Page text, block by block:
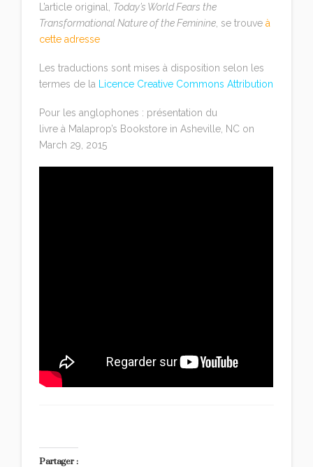
L’article original, Today’s World Fears the
Transformational Nature of the Feminine , se trouveà
cette adresse
Les traductions sont mises à disposition selon les
termes de la
Licence Creative Commons Attribution
Pour les anglophones : présentation du
livre à Malaprop’s Bookstore in Asheville, NC on
March 29, 2015
Partager :